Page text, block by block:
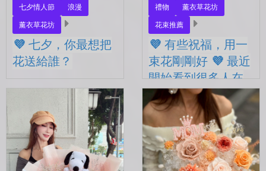
七夕情人節
浪漫
薰衣草花坊
💜 七夕，你最想把
花送給誰？
誰？ 是陪你走過每一天的
另一半，是一直默默支持你
的家人，還是那個努力生活
的自己？ 花，不一定要等
到特別的人才能收到。...
禮物
薰衣草花坊
花束推薦
💜 有些祝福，用一
束花剛剛好 💜 最近
開始看到很多人在
拍照
💜 有些祝福，用一束花剛剛
好 💜 最近開始看到很多人
在拍照📷 穿著學士服、抱著
花束，笑著紀錄這段重要的
時光🤍 一路走到現在，一